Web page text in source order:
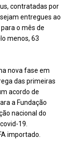
contratadas por
entregues ao
o mês de
menos, 63
nova fase em
das primeiras
acordo de
a Fundação
nacional do
19.
importado.